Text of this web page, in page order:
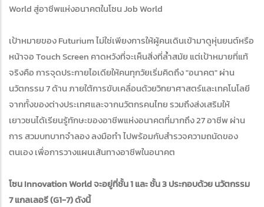
World สู่อาชีพแห่งอนาคตในโซน Job World
เป้าหมายของ Futurium ไม่ใช่เพียงการให้ผู้คนเดินเข้ามาดูหุ่นยนต์หรือ
หน้าจอ Touch Screen คาดหวังที่จะเห็นสิ่งที่ล้ำสมัย แต่เป้าหมายที่แท้
จริงคือ การจุดประกายไอเดียให้คนทุกวัยเริ่มคิดถึง "อนาคต" ผ่าน
นวัตกรรม 7 ด้าน ภายใต้การขับเคลื่อนด้วยวิทยาศาสตร์และเทคโนโลยี
จากทั้งของต่างประเทศและจากนวัตกรคนไทย รวมถึงส่งเสริมให้
เยาวชนได้เรียนรู้ทักษะของอาชีพแห่งอนาคตที่มากถึง 27 อาชีพ ผ่าน
การ สวมบทบาทจำลอง ลงมือทำ ไปพร้อมกับสำรวจความถนัดของ
ตนเอง เพื่อการวางแผนเส้นทางอาชีพในอนาคต
โซน Innovation World จะอยู่ที่ชั้น 1 และ ชั้น 3 ประกอบด้วย นวัตกรรม
7 แกลเลอรี (G1-7) ดังนี้